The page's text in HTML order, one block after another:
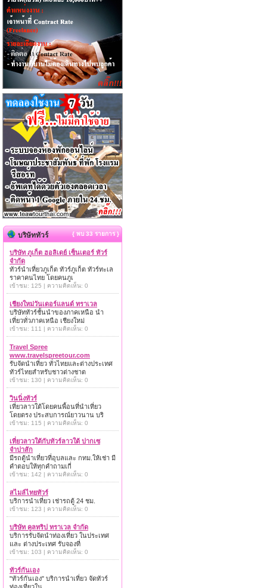
บริษัททัวร์ { พบ 33 รายการ }
บริษัท ภูเก็ต ฮอลิเดย์ เซ็นเตอร์ ทัวร์
จำกัด
ทัวร์นำเที่ยวภูเก็ต ทัวร์ภูเก็ต ทัวร์ทะเล
ราคาคนไทย โดยคนภูเ
เข้าชม: 125 | ความคิดเห็น: 0
เชียงใหม่วันเดอร์แลนด์ ทราเวล
บริษัททัวร์ชั้นนำของภาคเหนือ นำ
เที่ยวทั่วภาคเหนือ เชียงใหม่
เข้าชม: 111 | ความคิดเห็น: 0
Travel Spree
www.travelspreetour.com
รับจัดนำเที่ยว ทั่วไทยและต่างประเทศ
ทัวร์ไทยสำหรับชาวต่างชาต
เข้าชม: 130 | ความคิดเห็น: 0
วินนิ่งทัวร์
เที่ยวลาวใต้โดยคนพื้อนที่นำเที่ยว
โดยตรง ประสบการณ์ยาวนาน บริ
เข้าชม: 115 | ความคิดเห็น: 0
เที่ยวลาวใต้กับทัวร์ลาวใต้ ปากเซ
จำปาสัก
มีรถตู้นำเที่ยวที่อุบลและ กทม.ให้เช่า มี
คำตอบให้ทุกคำถามเกี่
เข้าชม: 142 | ความคิดเห็น: 0
สไมล์ไทยทัวร์
บริการนำเที่ยว เช่ารถตู้ 24 ชม.
เข้าชม: 123 | ความคิดเห็น: 0
บริษัท คูลทริป ทราเวล จำกัด
บริการรับจัดนำท่องเที่ยว ในประเทศ
และ ต่างประเทศ รับจองที่
เข้าชม: 103 | ความคิดเห็น: 0
ทัวร์กันเอง
"ทัวร์กันเอง" บริการนำเที่ยว จัดทัวร์